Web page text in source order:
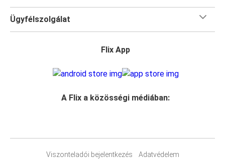
Ügyfélszolgálat
Flix App
A Flix a közösségi médiában:
Viszonteladói bejelentkezés Adatvédelem